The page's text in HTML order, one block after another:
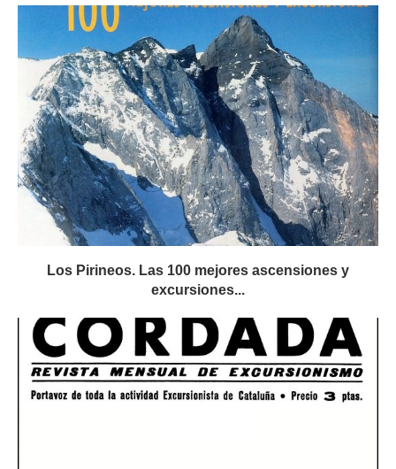
Los Pirineos. Las 100 mejores ascensiones y
excursiones...